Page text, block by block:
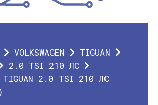
VOLKSWAGEN
TIGUAN
2.0 TSI 210 ЛС
TIGUAN 2.0 TSI 210 ЛС